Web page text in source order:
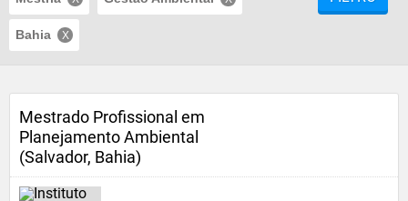
Bahia
Mestrado Profissional em
Planejamento Ambiental
(Salvador, Bahia)